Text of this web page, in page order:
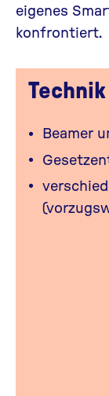
eigenes
konfrontiert.
Beamer